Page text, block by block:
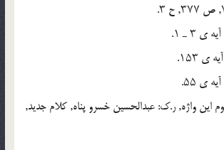
این واژه, ر.ک: عبدالحسین خسرو پناه, کلام جدید,